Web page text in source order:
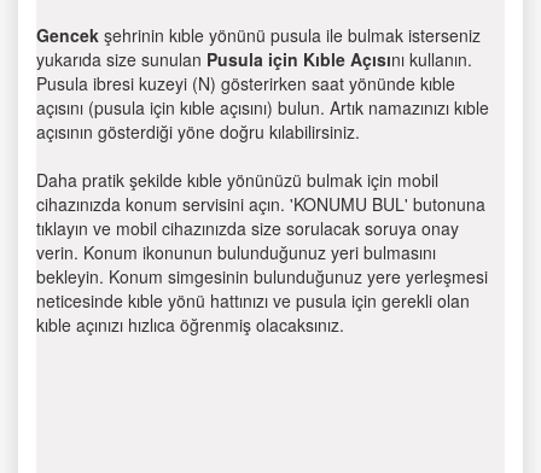
Gencek şehrinin kıble yönünü pusula ile bulmak isterseniz
yukarıda size sunulan Pusula için Kıble Açısını kullanın.
Pusula ibresi kuzeyi (N) gösterirken saat yönünde kıble
açısını (pusula için kıble açısını) bulun. Artık namazınızı kıble
açısının gösterdiği yöne doğru kılabilirsiniz.
Daha pratik şekilde kıble yönünüzü bulmak için mobil
cihazınızda konum servisini açın. 'KONUMU BUL' butonuna
tıklayın ve mobil cihazınızda size sorulacak soruya onay
verin. Konum ikonunun bulunduğunuz yeri bulmasını
bekleyin. Konum simgesinin bulunduğunuz yere yerleşmesi
neticesinde kıble yönü hattınızı ve pusula için gerekli olan
kıble açınızı hızlıca öğrenmiş olacaksınız.